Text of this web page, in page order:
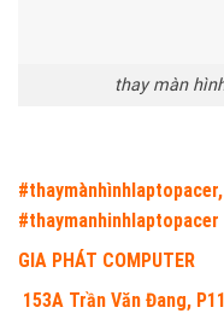
thay màn
#thaymanhinhlaptopacer
GIA PHÁT COMPUTER
153A Trần Văn Đang,